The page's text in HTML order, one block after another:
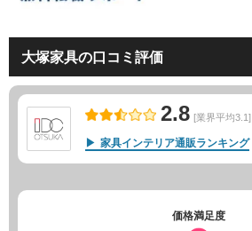
大塚家具の口コミ評価
2.8 [業界平均3.1]
家具インテリア通販ランキング
価格満足度